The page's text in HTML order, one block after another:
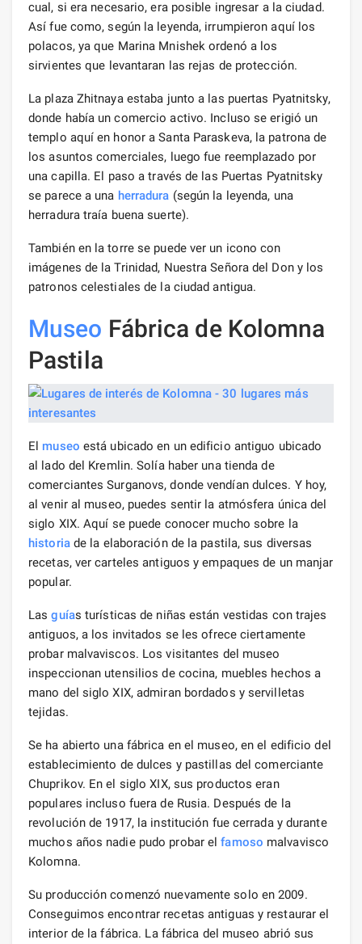
cual, si era necesario, era posible ingresar a la ciudad.
Así fue como, según la leyenda, irrumpieron aquí los
polacos, ya que Marina Mnishek ordenó a los
sirvientes que levantaran las rejas de protección.
La plaza Zhitnaya estaba junto a las puertas Pyatnitsky,
donde había un comercio activo. Incluso se erigió un
templo aquí en honor a Santa Paraskeva, la patrona de
los asuntos comerciales, luego fue reemplazado por
una capilla. El paso a través de las Puertas Pyatnitsky
se parece a una herradura (según la leyenda, una
herradura traía buena suerte).
También en la torre se puede ver un icono con
imágenes de la Trinidad, Nuestra Señora del Don y los
patronos celestiales de la ciudad antigua.
Museo Fábrica de Kolomna
Pastila
El museo está ubicado en un edificio antiguo ubicado
al lado del Kremlin. Solía ​​haber una tienda de
comerciantes Surganovs, donde vendían dulces. Y hoy,
al venir al museo, puedes sentir la atmósfera única del
siglo XIX. Aquí se puede conocer mucho sobre la
historiade la elaboración de la pastila, sus diversas
recetas, ver carteles antiguos y empaques de un manjar
popular.
Lasguías turísticas de niñas están vestidas con trajes
antiguos, a los invitados se les ofrece ciertamente
probar malvaviscos. Los visitantes del museo
inspeccionan utensilios de cocina, muebles hechos a
mano del siglo XIX, admiran bordados y servilletas
tejidas.
Se ha abierto una fábrica en el museo, en el edificio del
establecimiento de dulces y pastillas del comerciante
Chuprikov. En el siglo XIX, sus productos eran
populares incluso fuera de Rusia. Después de la
revolución de 1917, la institución fue cerrada y durante
muchos años nadie pudo probar elfamoso malvavisco
Kolomna.
Su producción comenzó nuevamente solo en 2009.
Conseguimos encontrar recetas antiguas y restaurar el
interior de la fábrica. La fábrica del museo abrió sus